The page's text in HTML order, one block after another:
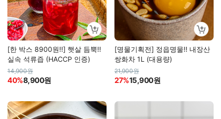
[한 박스 8900원!!] 햇살 듬뿍!!
실속 석류즙 (HACCP 인증)
14,900원
40%8,900원
[명물기획전] 정읍명물!! 내장산
쌍화차 1L (대용량)
21,900원
27%15,900원